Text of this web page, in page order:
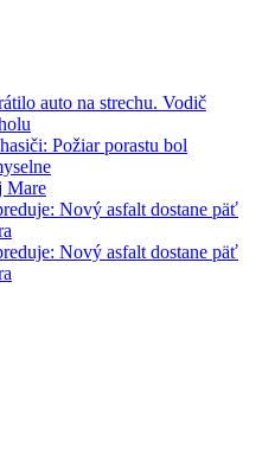
auto na strechu. Vodič
Požiar porastu bol
Mare
Nový asfalt dostane päť
Nový asfalt dostane päť